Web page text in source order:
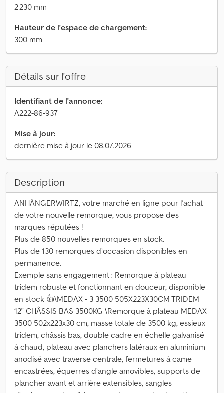
2 230 mm
Hauteur de l'espace de chargement:
300 mm
Détails sur l'offre
Identifiant de l'annonce:
A222-86-937
Mise à jour:
dernière mise à jour le 08.07.2026
Description
ANHÄNGERWIRTZ, votre marché en ligne pour l’achat
de votre nouvelle remorque, vous propose des
marques réputées !
Plus de 850 nouvelles remorques en stock.
Plus de 130 remorques d’occasion disponibles en
permanence.
Exemple sans engagement : Remorque à plateau
tridem robuste et fonctionnant en douceur, disponible
en stock 👍\MEDAX - 3 3500 505X223X30CM TRIDEM
12" CHÂSSIS BAS 3500KG \Remorque à plateau MEDAX
3500 502x223x30 cm, masse totale de 3500 kg, essieux
tridem, châssis bas, double cadre en échelle galvanisé
à chaud, plateau avec planchers latéraux en aluminium
anodisé avec traverse centrale, fermetures à came
encastrées, équerres d’angle amovibles, supports de
plancher avant et arrière extensibles, sangles